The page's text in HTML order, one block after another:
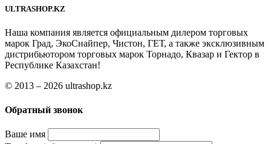
ULTRASHOP.KZ
Наша компания является официальным дилером торговых
марок Град, ЭкоСнайпер, Чистон, ГЕТ, а также эксклюзивным
дистрибьютором торговых марок Торнадо, Квазар и Гектор в
Республике Казахстан!
© 2013 – 2026 ultrashop.kz
Обратный звонок
Ваше имя